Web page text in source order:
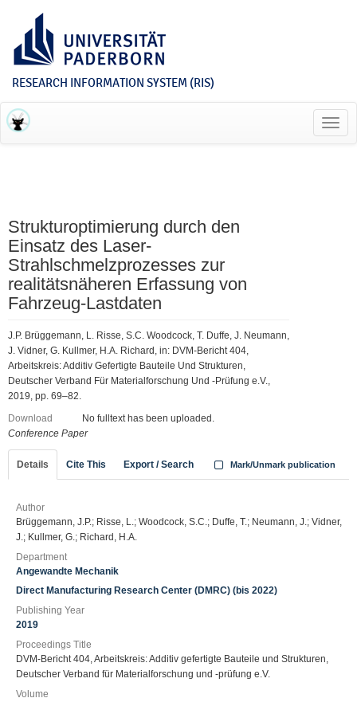
RESEARCH INFORMATION SYSTEM (RIS)
Strukturoptimierung durch den
Einsatz des Laser-
Strahlschmelzprozesses zur
realitätsnäheren Erfassung von
Fahrzeug-Lastdaten
J.P. Brüggemann, L. Risse, S.C. Woodcock, T. Duffe, J. Neumann,
J. Vidner, G. Kullmer, H.A. Richard, in: DVM-Bericht 404,
Arbeitskreis: Additiv Gefertigte Bauteile Und Strukturen,
Deutscher Verband Für Materialforschung Und -Prüfung e.V.,
2019, pp. 69–82.
Download
No fulltext has been uploaded.
Conference Paper
Details Cite This Export / Search Mark/Unmark publication
Author
Brüggemann, J.P.; Risse, L.; Woodcock, S.C.; Duffe, T.; Neumann, J.; Vidner,
J.; Kullmer, G.; Richard, H.A.
Department
Angewandte Mechanik
Direct Manufacturing Research Center (DMRC) (bis 2022)
Publishing Year
2019
Proceedings Title
DVM-Bericht 404, Arbeitskreis: Additiv gefertigte Bauteile und Strukturen,
Deutscher Verband für Materialforschung und -prüfung e.V.
Volume